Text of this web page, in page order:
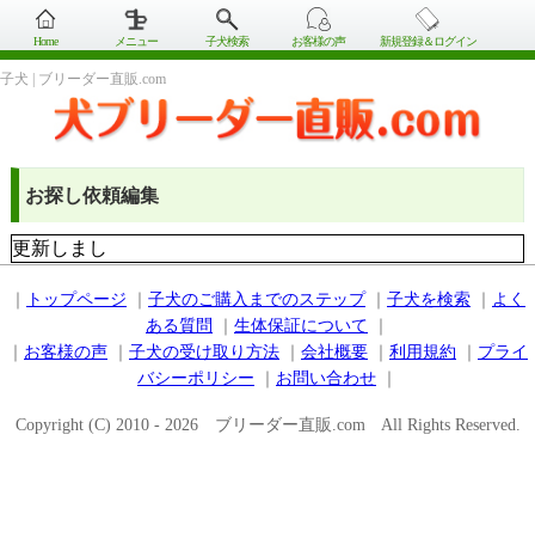
Home メニュー 子犬検索 お客様の声 新規登録＆ログイン
子犬 | ブリーダー直販.com
お探し依頼編集
更新しまし
｜ トップページ ｜ 子犬のご購入までのステップ｜ 子犬を検索 ｜ よく
ある質問
｜ 生体保証について ｜
｜ お客様の声 ｜ 子犬の受け取り方法 ｜ 会社概要 ｜ 利用規約 ｜ プライ
バシーポリシー ｜ お問い合わせ ｜
Copyright (C) 2010 - 2026 ブリーダー直販.com All Rights Reserved.